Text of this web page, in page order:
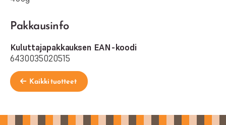
Pakkausinfo
Kuluttajapakkauksen EAN-koodi
6430035020515
Kaikki tuotteet